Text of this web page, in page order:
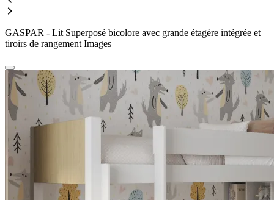
GASPAR - Lit Superposé bicolore avec grande étagère intégrée et
tiroirs de rangement Images